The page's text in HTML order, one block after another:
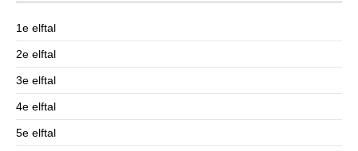
1e elftal
2e elftal
3e elftal
4e elftal
5e elftal